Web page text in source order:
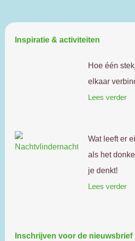
Inspiratie & activiteiten
Hoe één
elkaar
Lees verder
Wat leeft er
als het
je denkt!
Lees verder
Inschrijven voor de nieuwsbrief